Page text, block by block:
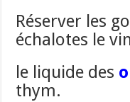
Réserver les
échalotes le
le liquide des
thym.